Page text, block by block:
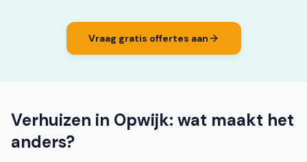
Vraag gratis offertes aan
Verhuizen in Opwijk: wat maakt het
anders?